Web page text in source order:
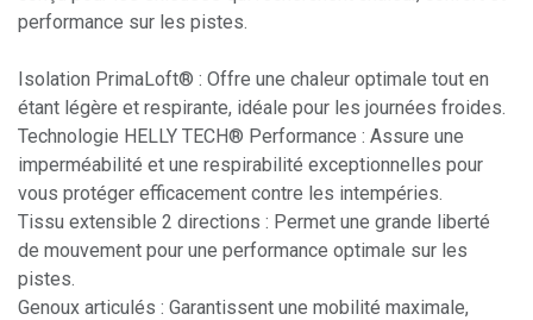
performance sur les pistes.
Isolation PrimaLoft® : Offre une chaleur optimale tout en
étant légère et respirante, idéale pour les journées froides.
Technologie HELLY TECH® Performance : Assure une
imperméabilité et une respirabilité exceptionnelles pour
vous protéger efficacement contre les intempéries.
Tissu extensible 2 directions : Permet une grande liberté
de mouvement pour une performance optimale sur les
pistes.
Genoux articulés : Garantissent une mobilité maximale,